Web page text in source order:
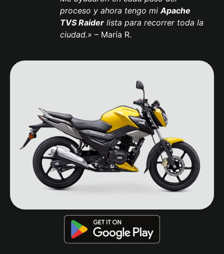
proceso y ahora tengo miApache
TVS Raider lista para recorrer toda la
ciudad.» – María R.